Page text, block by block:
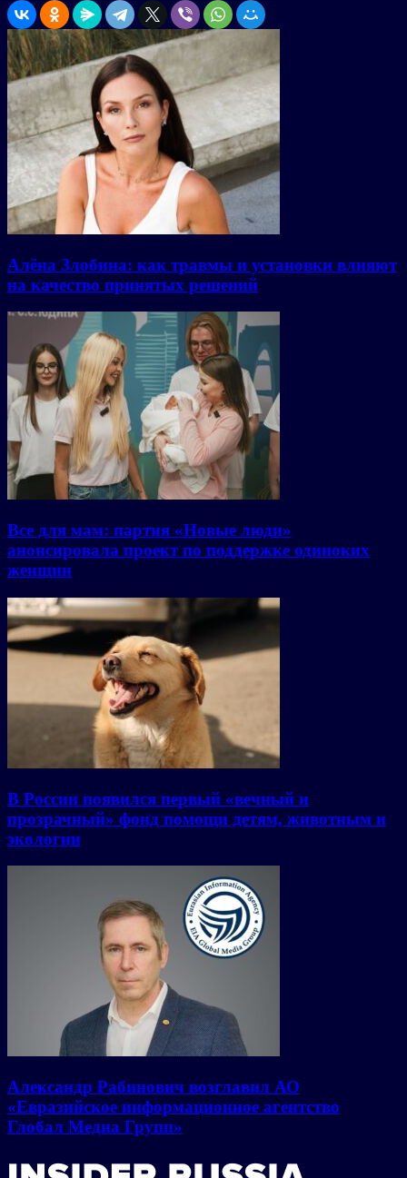
Алёна Злобина: как травмы и установки влияют
на качество принятых решений
Все для мам: партия «Новые люди»
анонсировала проект по поддержке одиноких
женщин
В России появился первый «вечный и
прозрачный» фонд помощи детям, животным и
экологии
Александр Рабинович возглавил АО
«Евразийское информационное агентство
Глобал Медиа Групп»